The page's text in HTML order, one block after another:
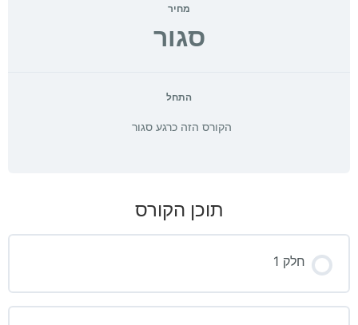
מחיר
סגור
התחל
הקורס הזה כרגע סגור
תוכן הקורס
חלק 1